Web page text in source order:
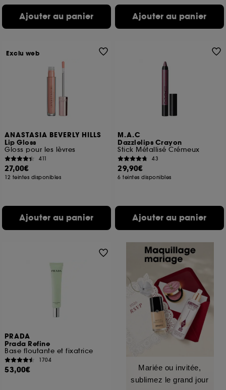
Ajouter au panier Ajouter au panier
ANASTASIA BEVERLY HILLS
Lip Gloss
Gloss pour les lèvres
411
27,00€
12 teintes disponibles
Ajouter au panier
Exclu web
M.A.C
Dazzlelips Crayon
Stick Métallisé Crémeux
43
29,90€
6 teintes disponibles
Ajouter au panier
PRADA
Prada Refine
Base floutante et fixatrice
1704
53,00€
Mariée ou invitée,
sublimez le grand jour